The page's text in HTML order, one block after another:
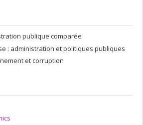
publique comparée
: administration et politiques publiques
et corruption